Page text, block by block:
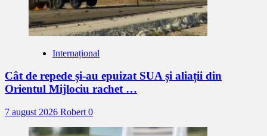
Internațional
Cât de repede și-au epuizat SUA și aliații din
Orientul Mijlociu rachet …
7 august 2026 Robert 0